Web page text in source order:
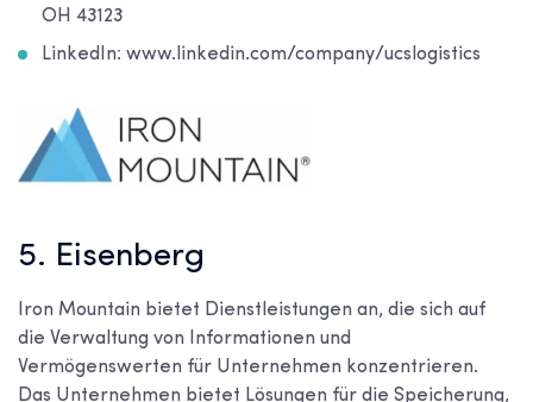
OH 43123
LinkedIn: www.linkedin.com/company/ucslogistics
5. Eisenberg
Iron Mountain bietet Dienstleistungen an, die sich auf
die Verwaltung von Informationen und
Vermögenswerten für Unternehmen konzentrieren.
Das Unternehmen bietet Lösungen für die Speicherung,